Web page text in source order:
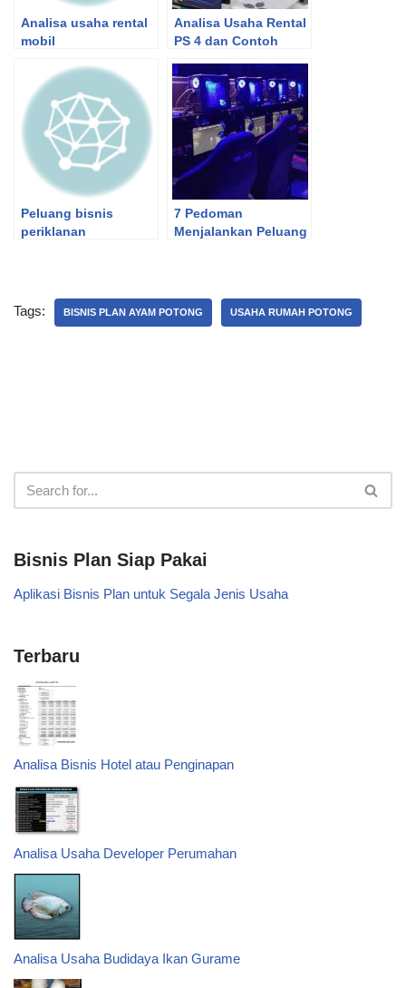
Analisa usaha rental
mobil
Analisa Usaha Rental
PS 4 dan Contoh
PS3
Peluang bisnis
periklanan
7 Pedoman
Menjalankan Peluang
Tags: BISNIS PLAN AYAM POTONG USAHA RUMAH POTONG
Bisnis Plan Siap Pakai
Aplikasi Bisnis Plan untuk Segala Jenis Usaha
Terbaru
Analisa Bisnis Hotel atau Penginapan
Analisa Usaha Developer Perumahan
Analisa Usaha Budidaya Ikan Gurame